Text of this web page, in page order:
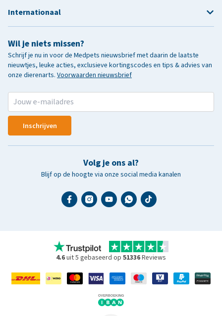
Wil je niets missen?
Schrijf je nu in voor de Medpets nieuwsbrief met daarin de laatste
nieuwtjes, leuke acties, exclusieve kortingscodes en tips & advies van
onze dierenarts. Voorwaarden nieuwsbrief
Inschrijven
Volg je ons al?
Blijf op de hoogte via onze social media kanalen
Internationaal
4.6uit 5 gebaseerd op 51336Reviews